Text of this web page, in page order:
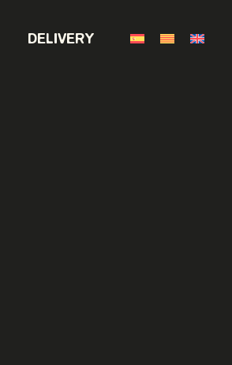
DELIVERY